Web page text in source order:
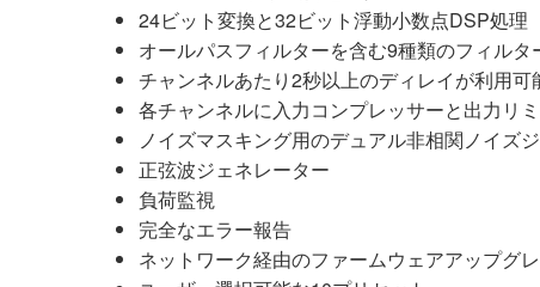
DCi 2|1250
DCi 4|1250
DCi 8|300N
DCi 8|600N
DCi 2|1250N
DCi 4|2400N
XLi 2500
XLi 3500
XLS 1502
XLS 2002
XLS 2502
XTi 2 SeriesXTi 1002
XTi 2002
XTi 4002
XTi 6002
アンプアクセサリー
XFMR-4
EOL Box
生産終了製品
24ビット変換と32ビット浮動小数点DSP処理
オールパスフィルターを含む9種類のフィル
チャンネルあたり2秒以上のディレイが利用可
各チャンネルに入力コンプレッサーと出力リ
ノイズマスキング用のデュアル非相関ノイズ
正弦波ジェネレーター
負荷監視
完全なエラー報告
ネットワーク経由のファームウェアアップグ